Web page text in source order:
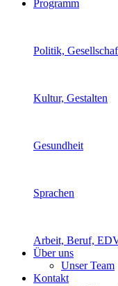
Programm
Politik,
Kultur, Gestalten
Gesundheit
Sprachen
Arbeit, Beruf,
Über uns
Unser Team
Kontakt